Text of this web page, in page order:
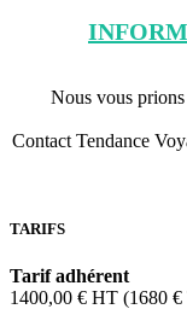
Nous vous
Contact Tendance
TARIFS
Tarif adhérent
1400,00 € HT (1680